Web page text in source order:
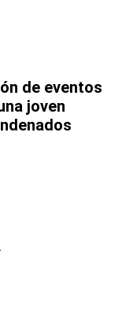
de eventos
joven